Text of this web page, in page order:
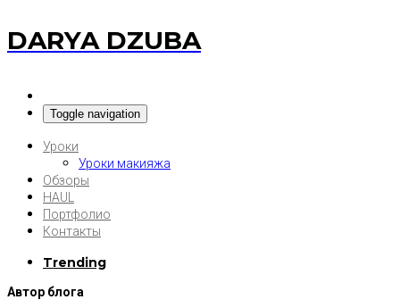
DARYA DZUBA
Toggle navigation
Уроки
Уроки макияжа
Обзоры
HAUL
Портфолио
Контакты
Trending
Автор блога